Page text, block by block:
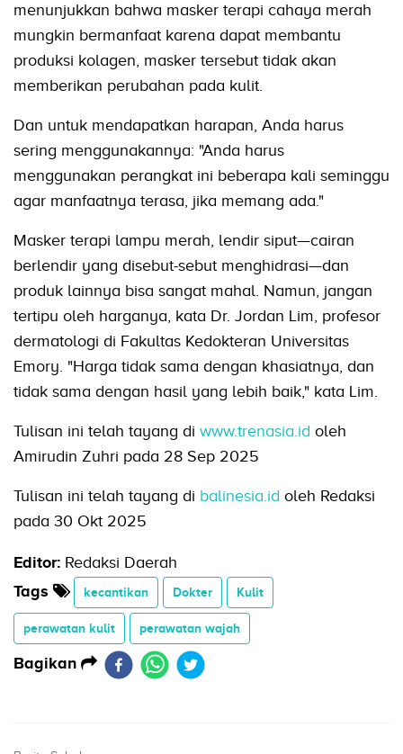
menunjukkan bahwa masker terapi cahaya merah
mungkin bermanfaat karena dapat membantu
produksi kolagen, masker tersebut tidak akan
memberikan perubahan pada kulit.
Dan untuk mendapatkan harapan, Anda harus
sering menggunakannya: "Anda harus
menggunakan perangkat ini beberapa kali seminggu
agar manfaatnya terasa, jika memang ada."
Masker terapi lampu merah, lendir siput—cairan
berlendir yang disebut-sebut menghidrasi—dan
produk lainnya bisa sangat mahal. Namun, jangan
tertipu oleh harganya, kata Dr. Jordan Lim, profesor
dermatologi di Fakultas Kedokteran Universitas
Emory. "Harga tidak sama dengan khasiatnya, dan
tidak sama dengan hasil yang lebih baik," kata Lim.
Tulisan ini telah tayang di www.trenasia.id oleh
Amirudin Zuhri pada 28 Sep 2025
Tulisan ini telah tayang di balinesia.id oleh Redaksi
pada 30 Okt 2025
Editor: Redaksi Daerah
Tags
kecantikan Dokter Kulit
perawatan kulit perawatan wajah
Bagikan